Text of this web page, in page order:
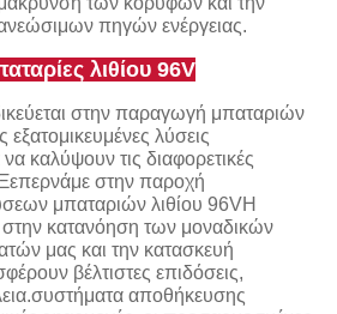
πηγών ενέργειας.
λιθίου 96V
στην παραγωγή μπαταριών
λύσεις
καλύψουν τις διαφορετικές
στην παροχή
μπαταριών λιθίου 96VΗ
στην κατανόηση των μοναδικών
μας και την κατασκευή
βέλτιστες επιδόσεις,
αποθήκευσης